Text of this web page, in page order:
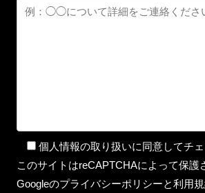
個人情報の取り扱いに同意してチ
このサイトはreCAPTCHAによって保護
Googleのプライバシーポリシーと利用